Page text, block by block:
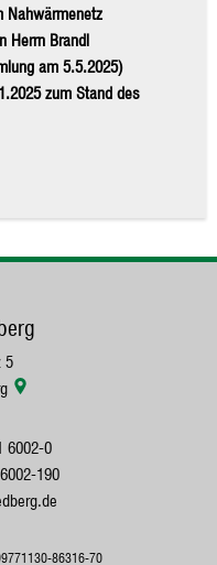
Nahwärmenetz
Herrn Brandl
am 5.5.2025)
zum Stand des
5
6002-0
190
86316-70